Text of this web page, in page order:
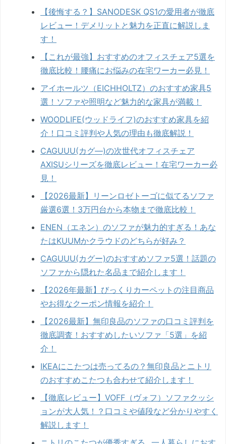
【後悔する？】SANODESK QS1の愛用者が徹底
レビュー！デメリットと魅力を正直に解説しま
す！
【これが最強】おすすめのオフィスチェア5選を
徹底比較！腰痛にお悩みの在宅ワーカー必見！
アイホールツ（EICHHOLTZ）のおすすめ家具5
選！ソファや照明など魅力的な家具が満載！
WOODLIFE(ウッドライフ)のおすすめ家具を紹
介！口コミ評判や人気の理由も徹底解説！
CAGUUU(カグ―)の次世代オフィスチェア
AXISUシリーズを徹底レビュー！在宅ワーカー必
見！
【2026最新】リーンロゼトーゴに似てるソファ
厳選6選！3万円台から本物まで徹底比較！
ENEN（エネン）のソファが魅力的すぎる！あな
たはKUUMかクラウドのどちらが好み？
CAGUUU(カグー)のおすすめソファ5選！話題の
ソファから隠れた名品まで紹介します！
【2026年最新】びっくりカーペットの注目商品
やお得なクーポン情報を紹介！
【2026最新】無印良品のソファの口コミ評判を
徹底調査！おすすめしたいソファ「5選」を紹
介！
IKEAにこたつは売ってるの？無印良品とニトリ
のおすすめこたつも合わせて紹介します！
【徹底レビュー】VOFF（ヴォフ）ソファクッシ
ョンが大人気！？口コミや値段など分かりやすく
解説します！